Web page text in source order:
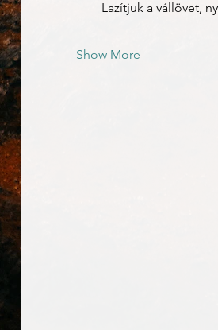
Lazítjuk a vállövet,
Show More